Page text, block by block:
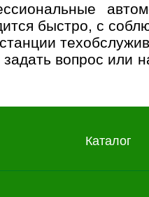
быстро, с
вопрос или
Каталог